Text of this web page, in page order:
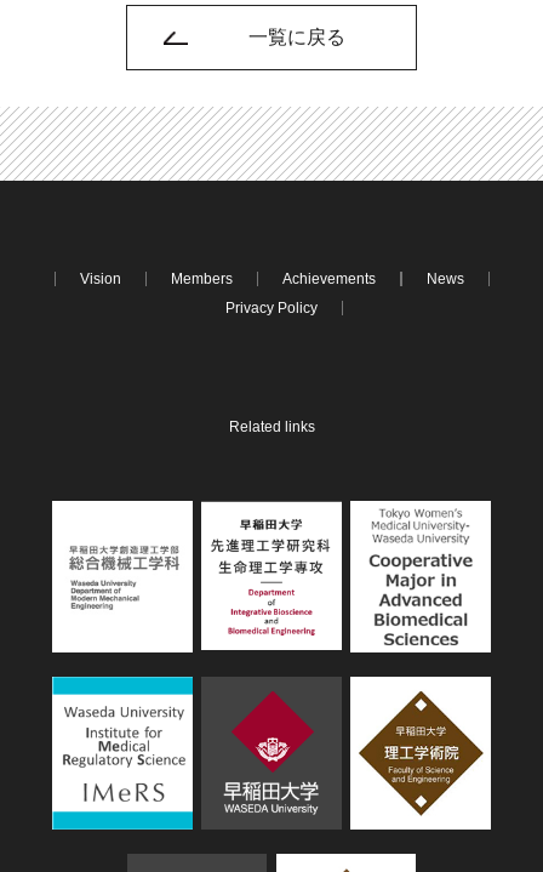
一覧に戻る
Vision Members Achievements
News
Privacy Policy
Related links